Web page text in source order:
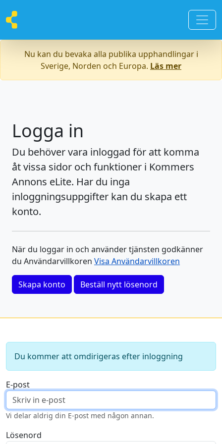
Nu kan du bevaka alla publika upphandlingar i
Sverige, Norden och Europa. Läs mer
Logga in
Du behöver vara inloggad för att komma
åt vissa sidor och funktioner i Kommers
Annons eLite. Har du inga
inloggningsuppgifter kan du skapa ett
konto.
När du loggar in och använder tjänsten godkänner
du Användarvillkoren Visa Användarvillkoren
Skapa konto Beställ nytt lösenord
Du kommer att omdirigeras efter inloggning
E-post
Vi delar aldrig din E-post med någon annan.
Lösenord